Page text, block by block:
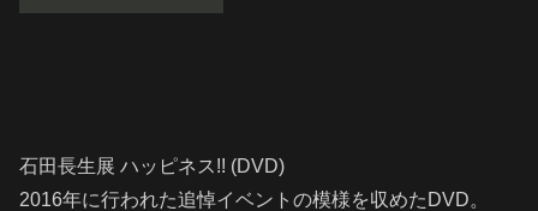
石田長生展 ハッピネス!! (DVD)
2016年に行われた追悼イベントの模様を収めたDVD。